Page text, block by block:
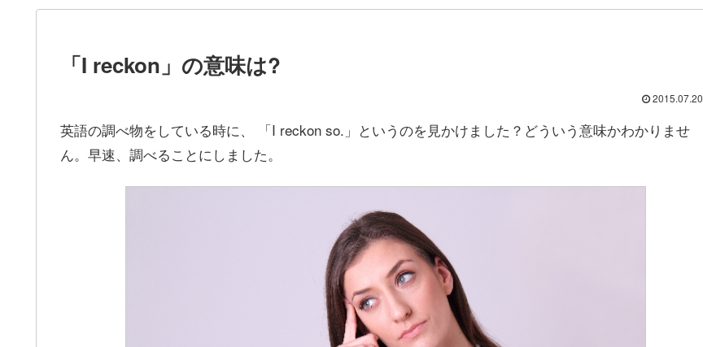
「I reckon」の意味は?
2015.07.20
英語の調べ物をしている時に、 「I reckon so.」というのを見かけました？どういう意味かわかりませ
ん。早速、調べることにしました。